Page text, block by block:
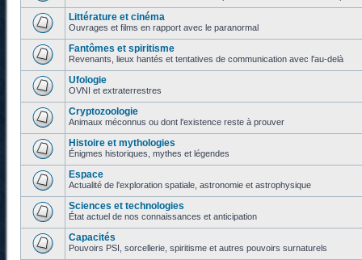
Littérature et cinéma
Ouvrages et films en rapport avec le paranormal
Fantômes et spiritisme
Revenants, lieux hantés et tentatives de communication avec l'au-delà
Ufologie
OVNI et extraterrestres
Cryptozoologie
Animaux méconnus ou dont l'existence reste à prouver
Histoire et mythologies
Énigmes historiques, mythes et légendes
Espace
Actualité de l'exploration spatiale, astronomie et astrophysique
Sciences et technologies
État actuel de nos connaissances et anticipation
Capacités
Pouvoirs PSI, sorcellerie, spiritisme et autres pouvoirs surnaturels